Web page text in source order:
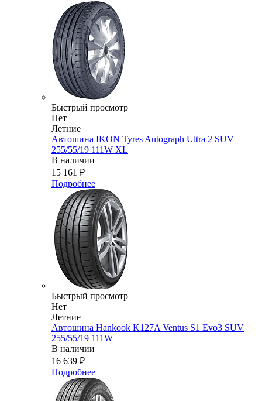
Быстрый просмотр
Нет
Летние
Автошина IKON Tyres Autograph Ultra 2 SUV
255/55/19 111W XL
В наличии
15 161 ₽
Подробнее
Быстрый просмотр
Нет
Летние
Автошина Hankook K127A Ventus S1 Evo3 SUV
255/55/19 111W
В наличии
16 639 ₽
Подробнее